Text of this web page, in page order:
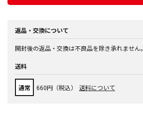
返品・交換について
開封後の返品・交換は不良品を除き承れません。
送料
通常 660円（税込） 送料について